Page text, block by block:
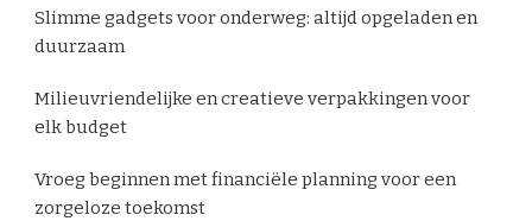
Slimme gadgets voor onderweg: altijd opgeladen en
duurzaam
Milieuvriendelijke en creatieve verpakkingen voor
elk budget
Vroeg beginnen met financiële planning voor een
zorgeloze toekomst